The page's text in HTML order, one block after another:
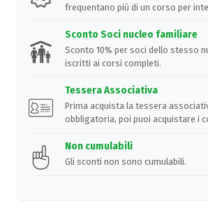
frequentano più di un corso per
Sconto Soci nucleo familiare
Sconto 10% per soci dello stesso
iscritti ai corsi completi.
Tessera Associativa
Prima acquista la tessera
obbligatoria, poi puoi acquistare i
Non cumulabili
Gli sconti non sono cumulabili.